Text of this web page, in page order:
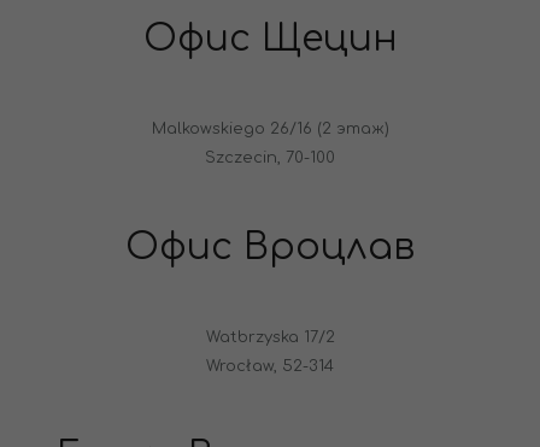
Офис Щецин
Malkowskiego 26/16 (2 этаж)
Szczecin, 70-100
Офис Вроцлав
Watbrzyska 17/2
Wrocław, 52-314